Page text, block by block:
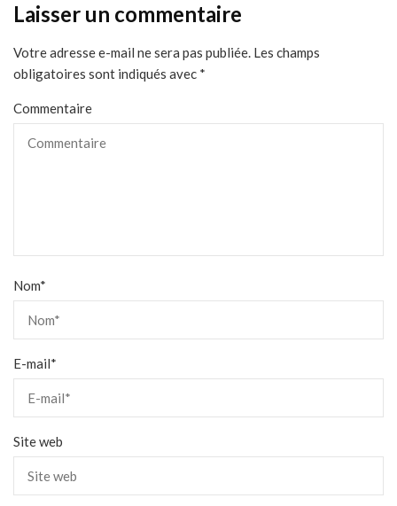
Laisser un commentaire
Votre adresse e-mail ne sera pas publiée. Les champs
obligatoires sont indiqués avec *
Commentaire
Nom*
E-mail*
Site web